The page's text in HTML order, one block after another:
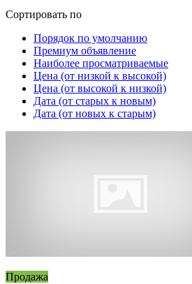
Сортировать по
Порядок по умолчанию
Премиум объявление
Наиболее просматриваемые
Цена (от низкой к высокой)
Цена (от высокой к низкой)
Дата (от старых к новым)
Дата (от новых к старым)
Продажа